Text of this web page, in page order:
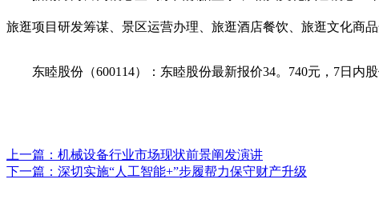
旅逛项目研发筹谋、景区运营办理、旅逛酒店餐饮、旅逛文化商
东睦股份（600114）：东睦股份最新报价34。740元，7日内股
上一篇： 机械设备行业市场现状前景阐发演讲
下一篇： 深切实施“人工智能+”步履帮力保守财产升级